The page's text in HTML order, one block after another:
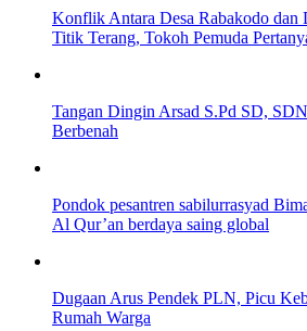
Konflik Antara Desa Rabakodo dan
Titik Terang, Tokoh Pemuda
Tangan Dingin Arsad S.Pd SD,
Berbenah
Pondok pesantren sabilurrasyad
Al Qur’an berdaya saing global
Dugaan Arus Pendek PLN, Picu
Rumah Warga